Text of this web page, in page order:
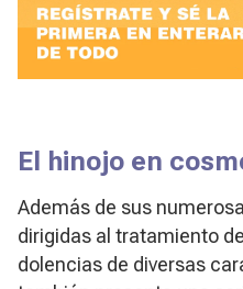
El hinojo en
Además de sus
dirigidas al tratamiento
dolencias de diversas